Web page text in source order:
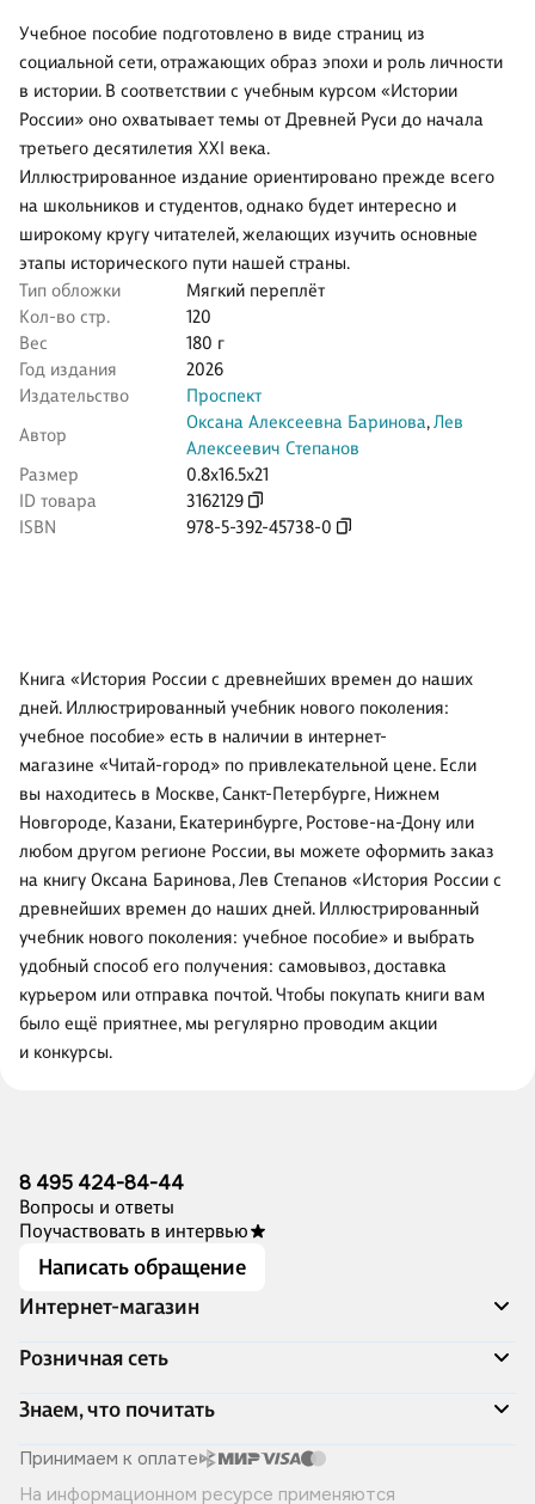
Учебное пособие подготовлено в виде страниц из
социальной сети, отражающих образ эпохи и роль личности
в истории. В соответствии с учебным курсом «Истории
России» оно охватывает темы от Древней Руси до начала
третьего десятилетия XXI века.
Иллюстрированное издание ориентировано прежде всего
на школьников и студентов, однако будет интересно и
широкому кругу читателей, желающих изучить основные
этапы исторического пути нашей страны.
Тип обложки
Мягкий переплёт
Кол-во стр.
120
Вес
180 г
Год издания
2026
Издательство
Проспект
Автор
Оксана Алексеевна Баринова,Лев
Алексеевич Степанов
Размер
0.8x16.5x21
ID товара
3162129
ISBN
978-5-392-45738-0
Книга «История России с древнейших времен до наших
дней. Иллюстрированный учебник нового поколения:
учебное пособие» есть в наличии в интернет-
магазине «Читай-город» по привлекательной цене. Если
вы находитесь в Москве, Санкт-Петербурге, Нижнем
Новгороде, Казани, Екатеринбурге, Ростове-на-Дону или
любом другом регионе России, вы можете оформить заказ
на книгу Оксана Баринова, Лев Степанов «История России с
древнейших времен до наших дней. Иллюстрированный
учебник нового поколения: учебное пособие» и выбрать
удобный способ его получения: самовывоз, доставка
курьером или отправка почтой. Чтобы покупать книги вам
было ещё приятнее, мы регулярно проводим акции
и конкурсы.
8 495 424-84-44
Вопросы и ответы
Поучаствовать в интервью
Написать обращение
Интернет-магазин
Акции
Доставка и оплата
Программа лояльности
Подарочные сертификаты
Правила продажи
Политика конфиденциальности
Розничная сеть
Адреса магазинов
Книжный Дозор
О компании
Читай-город для бизнеса
Знаем, что почитать
Скоро в продаже
Принимаем к оплате
На информационном ресурсе применяются